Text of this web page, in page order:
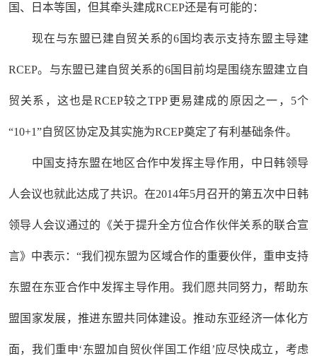
国、日本等国，但其牵头建成RCEP还是有可能的：
现在与东盟已建自贸关系的6国均表示支持东盟主导建
RCEP。与东盟已建自贸关系的6国目前均是围绕东盟建立自
贸关系，这也是RCEP较之TPP更易建成的原因之一，5个
“10+1”自贸区协定及其实施为RCEP奠定了有利基础条件。
中国支持东盟在地区合作中发挥主导作用，中日韩领导
人会议也就此达成了共识。在2014年5月召开的第五次中日韩
领导人会议通过的《关于提升全方位合作伙伴关系的联合宣
言》中表示：“我们视东盟为区域合作的重要伙伴，重申支持
东盟在东亚合作中发挥主导作用。我们愿共同努力，帮助东
盟国家发展，推进东盟共同体建设。推动东亚经济一体化方
面，我们重申‘东盟加自贸伙伴国工作组’应尽快成立，考虑